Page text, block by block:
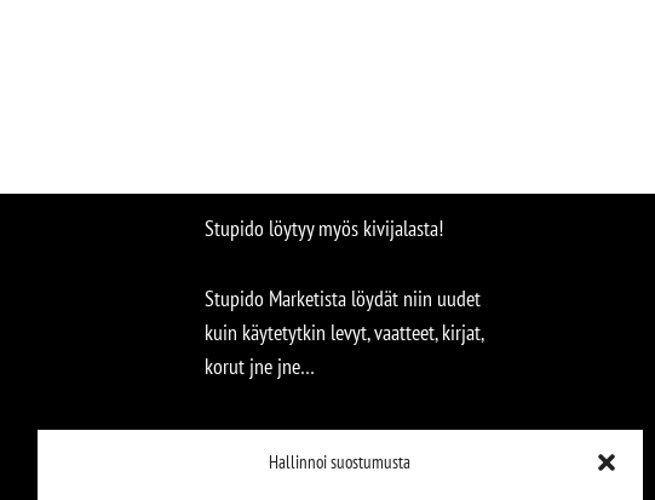
Hallinnoi suostumusta
Stupido löytyy myös kivijalasta!
Stupido Marketista löydät niin uudet
kuin käytetytkin levyt, vaatteet, kirjat,
korut jne jne…